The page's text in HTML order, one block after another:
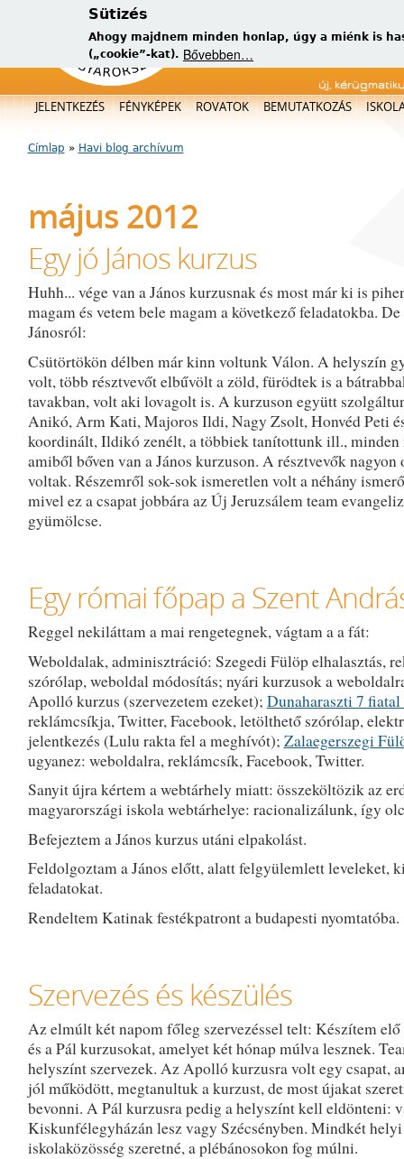
Sütizés
Ahogy majdnem minden honlap, úgy a miénk is
(„cookie”-kat). Bővebben…
új,
Főmenü
JELENTKEZÉS FÉNYKÉPEK ROVATOK BEMUTATKOZÁS
Jelenlegi hely
Címlap » Havi blog archívum
május 2012
Egy jó János kurzus
Huhh... vége van a János kurzusnak és most már ki is
magam és vetem bele magam a következő feladatokba.
Jánosról:
Csütörtökön délben már kinn voltunk Válon. A helyszín
volt, több résztvevőt elbűvölt a zöld, fürödtek is a
tavakban, volt aki lovagolt is. A kurzuson együtt
Anikó, Arm Kati, Majoros Ildi, Nagy Zsolt, Honvéd Peti
koordinált, Ildikó zenélt, a többiek tanítottunk ill., minden
amiből bőven van a János kurzuson. A résztvevők nagyon
voltak. Részemről sok-sok ismeretlen volt a néhány
mivel ez a csapat jobbára az Új Jeruzsálem team
gyümölcse.
Egy római főpap a Szent
Reggel nekiláttam a mai rengetegnek, vágtam a a fát:
Weboldalak, adminisztráció: Szegedi Fülöp elhalasztás,
szórólap, weboldal módosítás; nyári kurzusok a
Apolló kurzus (szervezetem ezeket); Dunaharaszti 7
reklámcsíkja, Twitter, Facebook, letölthető szórólap,
jelentkezés (Lulu rakta fel a meghívót); Zalaegerszegi
ugyanez: weboldalra, reklámcsík, Facebook, Twitter.
Sanyit újra kértem a webtárhely miatt: összeköltözik az
magyarországi iskola webtárhelye: racionalizálunk, így
Befejeztem a János kurzus utáni elpakolást.
Feldolgoztam a János előtt, alatt felgyülemlett leveleket,
feladatokat.
Rendeltem Katinak festékpatront a budapesti nyomtatóba.
Szervezés és készülés
Az elmúlt két napom főleg szervezéssel telt: Készítem
és a Pál kurzusokat, amelyet két hónap múlva lesznek.
helyszínt szervezek. Az Apolló kurzusra volt egy csapat,
jól működött, megtanultuk a kurzust, de most újakat
bevonni. A Pál kurzusra pedig a helyszínt kell eldönteni:
Kiskunfélegyházán lesz vagy Szécsényben. Mindkét helyi
iskolaközösség szeretné, a plébánosokon fog múlni.